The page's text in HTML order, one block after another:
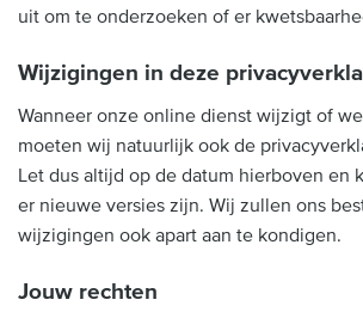
uit om te onderzoeken of er
Wijzigingen in deze
Wanneer onze online dienst wijzigt of
moeten wij natuurlijk ook de
Let dus altijd op de datum hierboven en
er nieuwe versies zijn. Wij zullen ons
wijzigingen ook apart aan te kondigen.
Jouw rechten